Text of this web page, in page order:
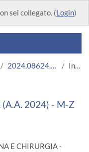
sei collegato. (Login)
2024.08624.2009.2.U7637.M-Z_17033 Introduzione
2024) - M-Z
E CHIRURGIA -